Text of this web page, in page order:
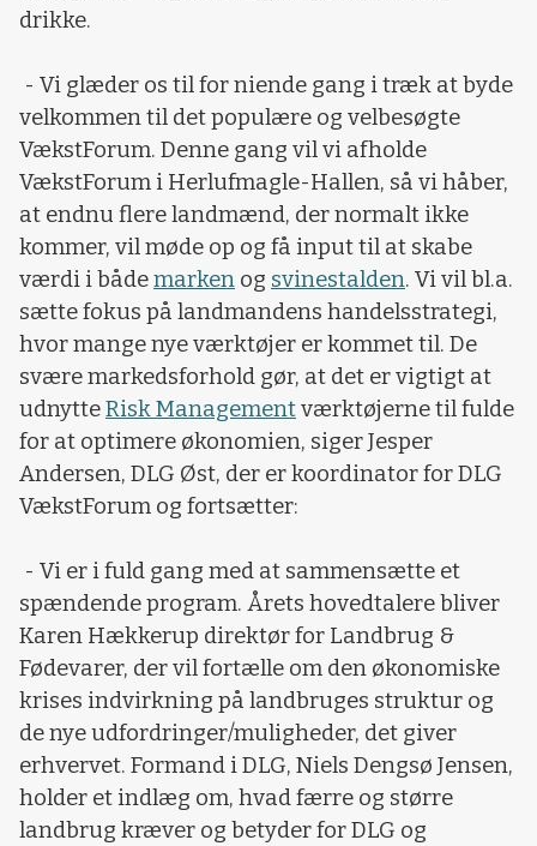
drikke.
- Vi glæder os til for niende gang i træk at byde
velkommen til det populære og velbesøgte
VækstForum. Denne gang vil vi afholde
VækstForum i Herlufmagle-Hallen, så vi håber,
at endnu flere landmænd, der normalt ikke
kommer, vil møde op og få input til at skabe
værdi i bådemarken og svinestalden. Vi vil bl.a.
sætte fokus på landmandens handelsstrategi,
hvor mange nye værktøjer er kommet til. De
svære markedsforhold gør, at det er vigtigt at
udnytteRisk Managementværktøjerne til fulde
for at optimere økonomien, siger Jesper
Andersen, DLG Øst, der er koordinator for DLG
VækstForum og fortsætter:
- Vi er i fuld gang med at sammensætte et
spændende program. Årets hovedtalere bliver
Karen Hækkerup direktør for Landbrug &
Fødevarer, der vil fortælle om den økonomiske
krises indvirkning på landbruges struktur og
de nye udfordringer/muligheder, det giver
erhvervet. Formand i DLG, Niels Dengsø Jensen,
holder et indlæg om, hvad færre og større
landbrug kræver og betyder for DLG og